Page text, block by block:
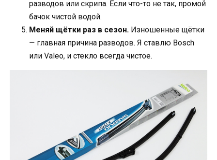
разводов или скрипа. Если что-то не так, промой
бачок чистой водой.
Меняй щётки раз в сезон. Изношенные щётки
— главная причина разводов. Я ставлю Bosch
или Valeo, и стекло всегда чистое.